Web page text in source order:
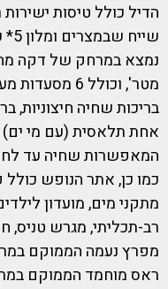
הדיל כולל טיסות
בריכות שחיה חיצוניות,
המאפשרות שחיה עד
כמו כן, אתר הנופש
מתקני מים, מועדון
רב-תכליתי, מגרש טניס,
ראס מוחמד הממוקם במרחק של 33.7 ק"מ